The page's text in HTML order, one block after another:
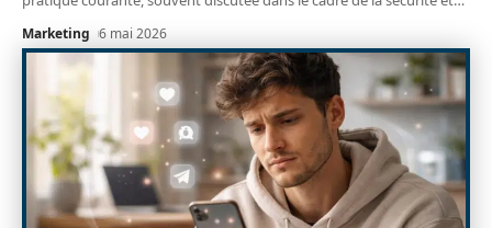
Marketing 6 mai 2026